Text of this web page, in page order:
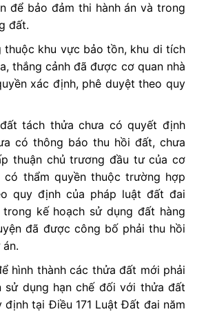
để bảo đảm thi hành án và trong
đất.
thuộc khu vực bảo tồn, khu di tích
thắng cảnh đã được cơ quan nhà
xác định, phê duyệt theo quy
tách thửa chưa có quyết định
có thông báo thu hồi đất, chưa
thuận chủ trương đầu tư của cơ
có thẩm quyền thuộc trường hợp
quy định của pháp luật đất đai
kế hoạch sử dụng đất hàng
đã được công bố phải thu hồi
hình thành các thửa đất mới phải
sử dụng hạn chế đối với thửa đất
định tại Điều 171 Luật Đất đai năm